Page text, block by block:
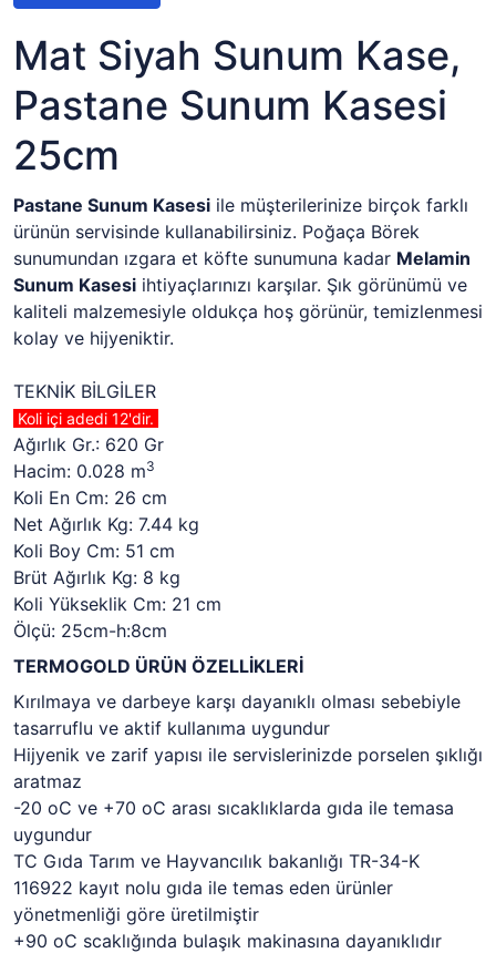
Mat Siyah Sunum Kase,
Pastane Sunum Kasesi
25cm
Pastane Sunum Kasesi ile müşterilerinize birçok farklı
ürünün servisinde kullanabilirsiniz. Poğaça Börek
sunumundan ızgara et köfte sunumuna kadar Melamin
Sunum Kasesi ihtiyaçlarınızı karşılar. Şık görünümü ve
kaliteli malzemesiyle oldukça hoş görünür, temizlenmesi
kolay ve hijyeniktir.
TEKNİK BİLGİLER
Koli içi adedi 12'dir.
Ağırlık Gr.: 620 Gr
Hacim: 0.028 m3
Koli En Cm: 26 cm
Net Ağırlık Kg: 7.44 kg
Koli Boy Cm: 51 cm
Brüt Ağırlık Kg: 8 kg
Koli Yükseklik Cm: 21 cm
Ölçü: 25cm-h:8cm
TERMOGOLD ÜRÜN ÖZELLİKLERİ
Kırılmaya ve darbeye karşı dayanıklı olması sebebiyle
tasarruflu ve aktif kullanıma uygundur
Hijyenik ve zarif yapısı ile servislerinizde porselen şıklığı
aratmaz
-20 oC ve +70 oC arası sıcaklıklarda gıda ile temasa
uygundur
TC Gıda Tarım ve Hayvancılık bakanlığı TR-34-K
116922 kayıt nolu gıda ile temas eden ürünler
yönetmenliği göre üretilmiştir
+90 oC scaklığında bulaşık makinasına dayanıklıdır